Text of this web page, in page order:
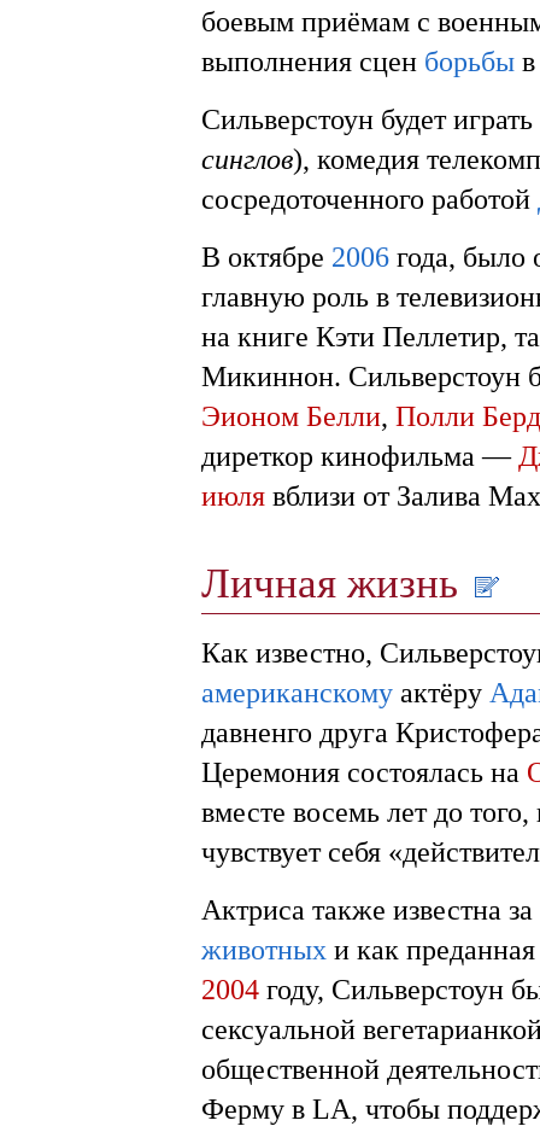
боевым приёмам с
выполнения сцен борьбы
Сильверстоун будет
синглов), комедия
сосредоточенного работой
В октябре 2006 года, было
главную роль в
на книге Кэти Пеллетир,
Микиннон. Сильверстоун
Эионом Белли, Полли
диреткор кинофильма —
июля вблизи от Залива
Личная жизнь
Как известно,
американскому актёру
давненго друга
Церемония состоялась на
вместе восемь лет до
чувствует себя
Актриса также известна
животных и как
2004 году, Сильверстоун
сексуальной
общественной
Ферму в LА, чтобы